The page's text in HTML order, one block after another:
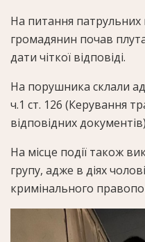
На питання
громадянин почав
дати чіткої відповіді.
На порушника склали
ч.1 ст. 126 (Керування
відповідних
На місце події також
групу, адже в діях
кримінального